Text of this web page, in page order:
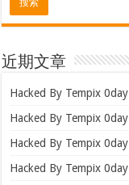
近期文章
Hacked By Tempix 0day
Hacked By Tempix 0day
Hacked By Tempix 0day
Hacked By Tempix 0day